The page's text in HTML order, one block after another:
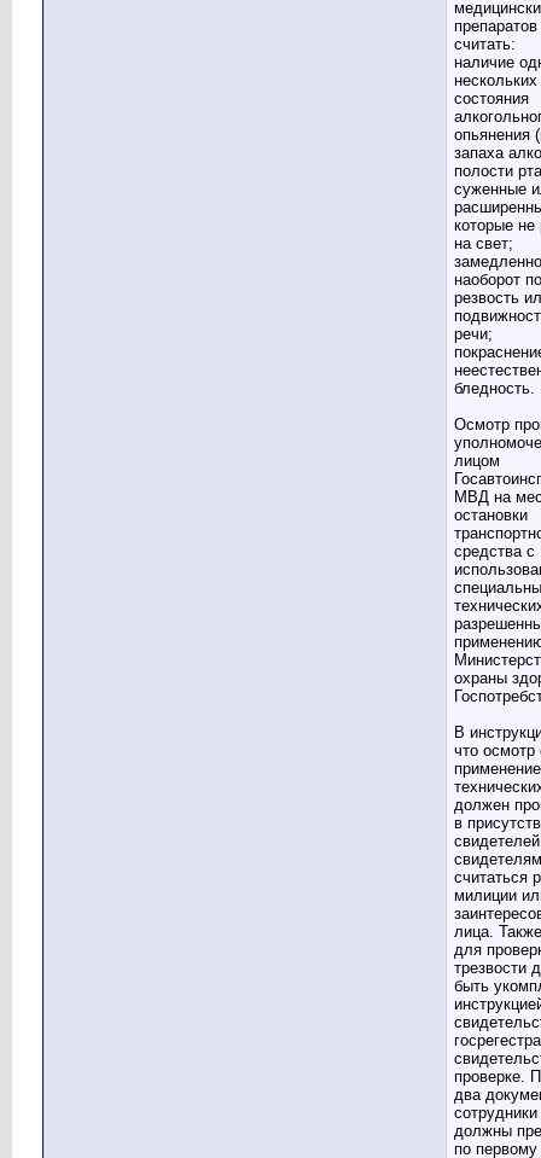
считать:
наличие
состояния
опьянения
запаха
полости
суженные
которые не
на свет;
наоборот
резвость
речи;
бледность.
Осмотр
лицом
МВД на
остановки
средства с
охраны
В
что осмотр
должен
в
считаться
милиции
лица.
для
трезвости
быть
проверке.
два
должны
по первому